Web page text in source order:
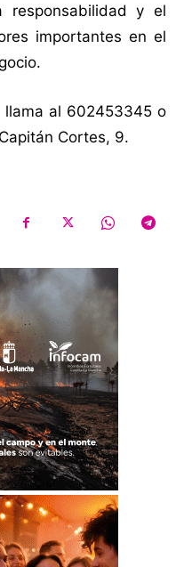
responsabilidad y el
importantes en el
llama al 602453345 o
Cortes, 9.